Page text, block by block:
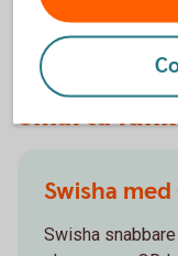
Smarta
Swisha med
Swisha